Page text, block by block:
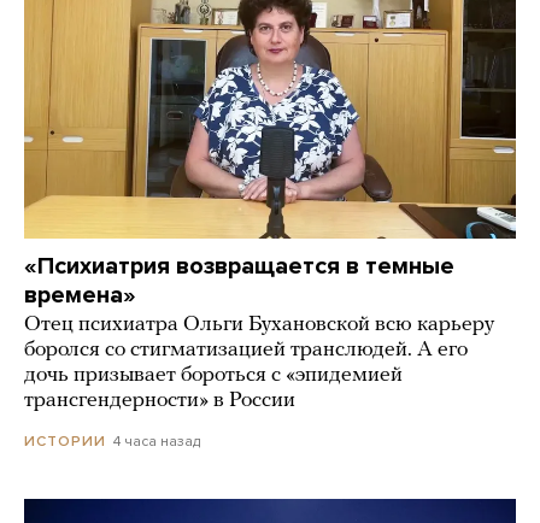
«Психиатрия возвращается в темные
времена»
Отец психиатра Ольги Бухановской всю карьеру
боролся со стигматизацией транслюдей. А его
дочь призывает бороться с «эпидемией
трансгендерности» в России
ИСТОРИИ 4 часа назад